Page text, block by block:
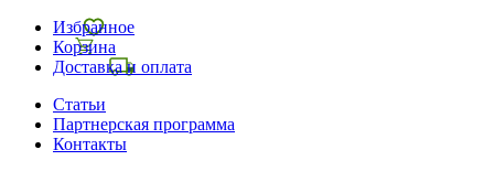
Избранное
Корзина
Доставка и оплата
Статьи
Партнерская программа
Контакты